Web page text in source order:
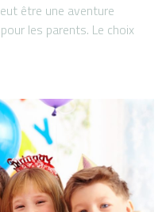
être une aventure
les parents. Le choix